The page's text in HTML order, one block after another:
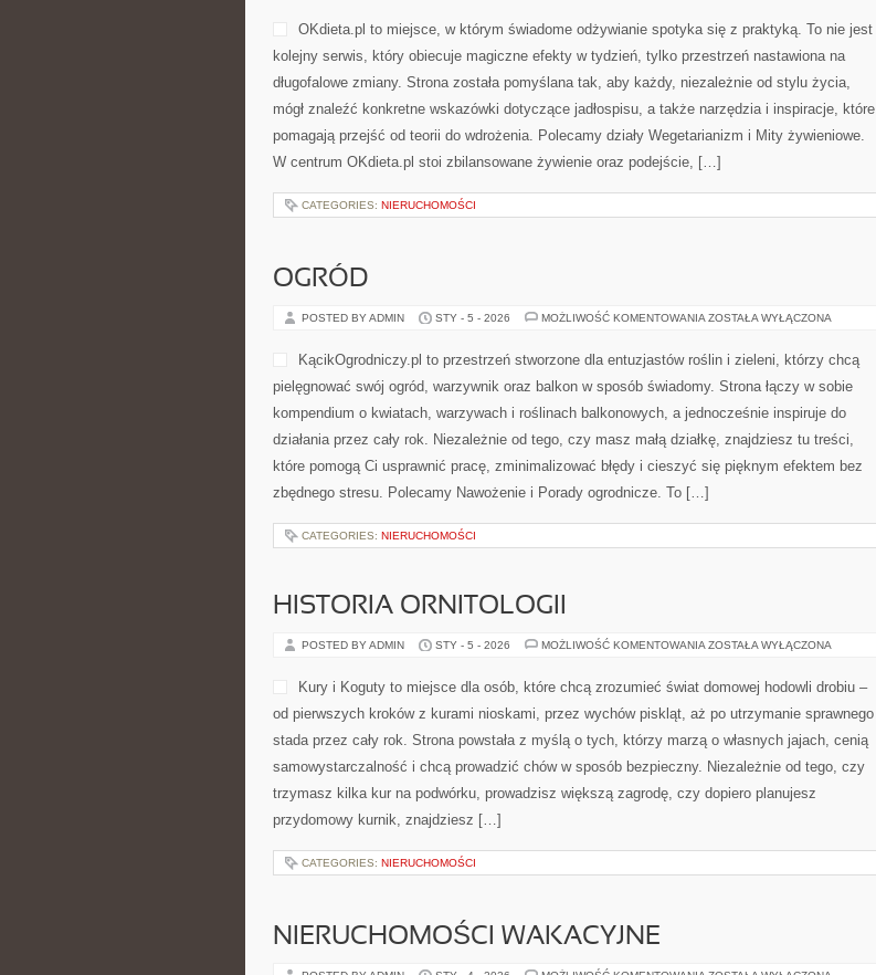
OKdieta.pl to miejsce, w którym świadome odżywianie spotyka się z praktyką. To nie jest
kolejny serwis, który obiecuje magiczne efekty w tydzień, tylko przestrzeń nastawiona na
długofalowe zmiany. Strona została pomyślana tak, aby każdy, niezależnie od stylu życia,
mógł znaleźć konkretne wskazówki dotyczące jadłospisu, a także narzędzia i inspiracje, które
pomagają przejść od teorii do wdrożenia. Polecamy działy Wegetarianizm i Mity żywieniowe.
W centrum OKdieta.pl stoi zbilansowane żywienie oraz podejście, […]
CATEGORIES: NIERUCHOMOŚCI
OGRÓD
POSTED BY ADMIN STY - 5 - 2026 MOŻLIWOŚĆ KOMENTOWANIA OGRÓD
ZOSTAŁA WYŁĄCZONA
KącikOgrodniczy.pl to przestrzeń stworzone dla entuzjastów roślin i zieleni, którzy chcą
pielęgnować swój ogród, warzywnik oraz balkon w sposób świadomy. Strona łączy w sobie
kompendium o kwiatach, warzywach i roślinach balkonowych, a jednocześnie inspiruje do
działania przez cały rok. Niezależnie od tego, czy masz małą działkę, znajdziesz tu treści,
które pomogą Ci usprawnić pracę, zminimalizować błędy i cieszyć się pięknym efektem bez
zbędnego stresu. Polecamy Nawożenie i Porady ogrodnicze. To […]
CATEGORIES: NIERUCHOMOŚCI
HISTORIA ORNITOLOGII
POSTED BY ADMIN STY - 5 - 2026 MOŻLIWOŚĆ KOMENTOWANIA HISTORIA
ZOSTAŁA WYŁĄCZONA
Kury i Koguty to miejsce dla osób, które chcą zrozumieć świat domowej hodowli drobiu –
od pierwszych kroków z kurami nioskami, przez wychów piskląt, aż po utrzymanie sprawnego
stada przez cały rok. Strona powstała z myślą o tych, którzy marzą o własnych jajach, cenią
samowystarczalność i chcą prowadzić chów w sposób bezpieczny. Niezależnie od tego, czy
trzymasz kilka kur na podwórku, prowadzisz większą zagrodę, czy dopiero planujesz
przydomowy kurnik, znajdziesz […]
CATEGORIES: NIERUCHOMOŚCI
NIERUCHOMOŚCI WAKACYJNE